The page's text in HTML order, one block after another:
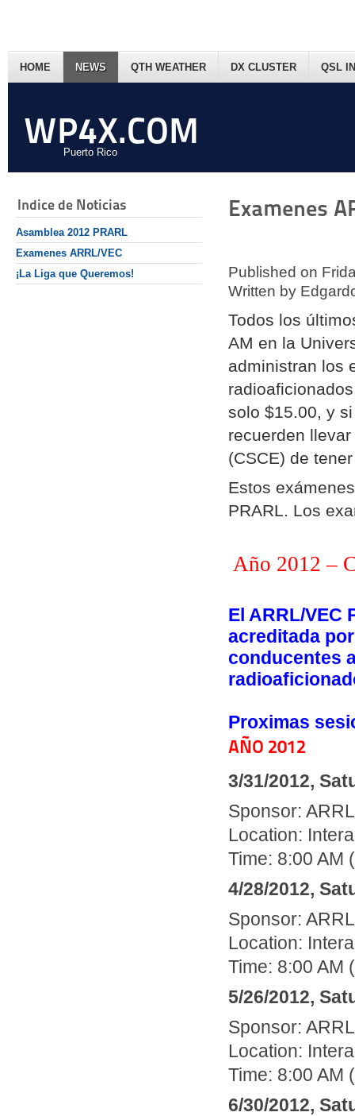
WP4X.COM
Puerto Rico
HOME NEWS QTH WEATHER DX CLUSTER QSL
Indice de Noticias
Asamblea 2012 PRARL
Examenes ARRL/VEC
¡La Liga que Queremos!
Examenes
Published on
Written by
Todos los
AM en la
administran los
solo $15.00, y
recuerden
(CSCE) de
Estos
PRARL. Los
Año 2012 –
El ARRL/VEC
acreditada
conducentes
Proximas
AÑO 2012
3/31/2012,
Sponsor:
Location:
Time: 8:00 AM
4/28/2012,
Sponsor:
Location:
Time: 8:00 AM
5/26/2012,
Sponsor:
Location:
Time: 8:00 AM
6/30/2012,